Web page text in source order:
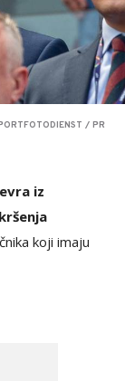
/ PR
iz
koji imaju